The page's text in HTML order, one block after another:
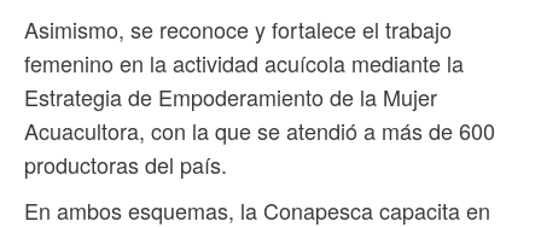
Asimismo, se reconoce y fortalece el trabajo
femenino en la actividad acuícola mediante la
Estrategia de Empoderamiento de la Mujer
Acuacultora, con la que se atendió a más de 600
productoras del país.
En ambos esquemas, la Conapesca capacita en